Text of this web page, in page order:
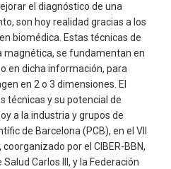
el diagnóstico de una
son hoy realidad gracias a los
biomédica. Estas técnicas de
magnética, se fundamentan en
en dicha información, para
en 2 o 3 dimensiones. El
técnicas y su potencial de
a la industria y grupos de
de Barcelona (PCB), en el VII
coorganizado por el CIBER-BBN,
Carlos III, y la Federación